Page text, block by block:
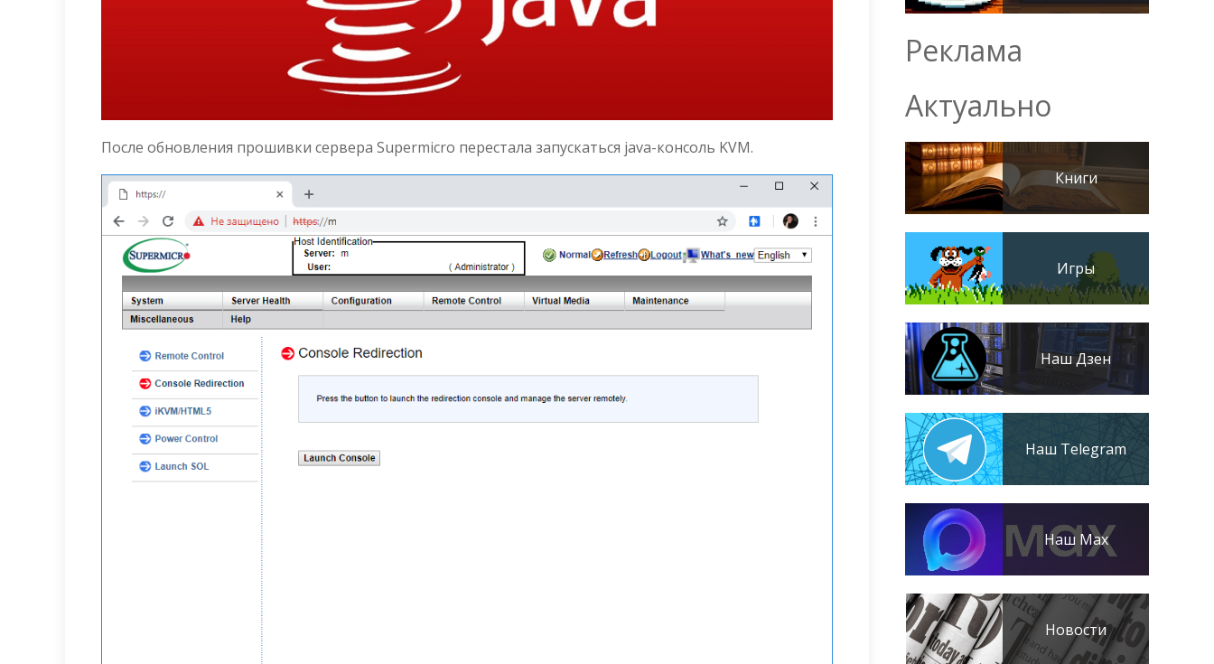
После обновления прошивки сервера Supermicro перестала запускаться java-консоль KVM.
Реклама
Актуально
Книги
Игры
Наш Дзен
Наш Telegram
Наш Max
Новости